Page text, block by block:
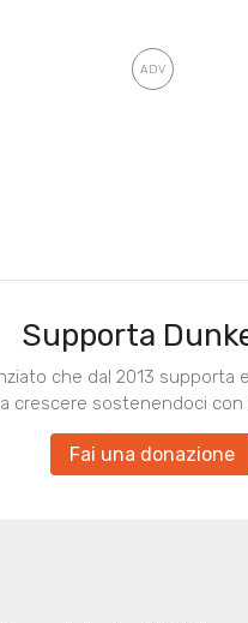
Supporta
che dal 2013 supporta
crescere sostenendoci con
Fai una donazione